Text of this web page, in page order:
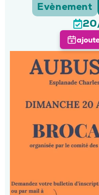
Evènement